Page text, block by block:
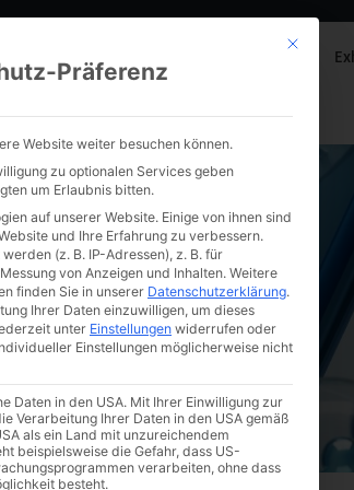
Mit
Präferenz
Website weiter besuchen können.
zu optionalen Services geben
um Erlaubnis bitten.
auf unserer Website. Einige von ihnen sind
und Ihre Erfahrung zu verbessern.
(z. B. IP-Adressen), z. B. für
von Anzeigen und Inhalten. Weitere
finden Sie in unserer Datenschutzerklärung.
Ihrer Daten einzuwilligen, um dieses
unter Einstellungen widerrufen oder
Einstellungen möglicherweise nicht
Daten in den USA. Mit Ihrer Einwilligung zur
Verarbeitung Ihrer Daten in den USA gemäß
als ein Land mit unzureichendem
beispielsweise die Gefahr, dass US-
verarbeiten, ohne dass
besteht.